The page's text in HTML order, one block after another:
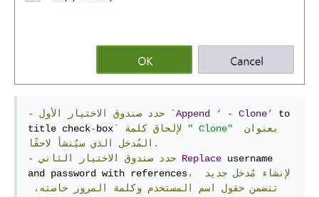
- حدد صندوق الاختيار الأول `Append ‘ - Clone’
to
title check-box` لإلحاق كلمة " Clone"
بعنوان
المُدخل
الذي سيُنشأ
لاحقًا.
-
حدد صندوق الاختيار الثاني Replace username
and password with references، لإنشاء مُدخل جديد
تتضمن حقول اسم المستخدم وكلمة المرور
خاصته،